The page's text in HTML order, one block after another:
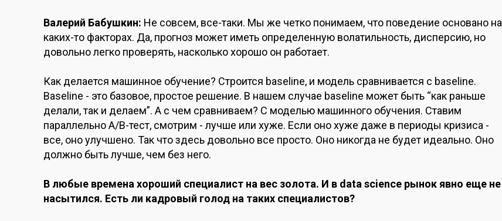
Валерий Бабушкин: Не совсем, все-таки. Мы же четко понимаем, что поведение основано на
каких-то факторах. Да, прогноз может иметь определенную волатильность, дисперсию, но
довольно легко проверять, насколько хорошо он работает.
Как делается машинное обучение? Строится baseline, и модель сравнивается с baseline.
Baseline - это базовое, простое решение. В нашем случае baseline может быть “как раньше
делали, так и делаем”. А с чем сравниваем? С моделью машинного обучения. Ставим
параллельно А/В-тест, смотрим - лучше или хуже. Если оно хуже даже в периоды кризиса -
все, оно улучшено. Так что здесь довольно все просто. Оно никогда не будет идеально. Оно
должно быть лучше, чем без него.
В любые времена хороший специалист на вес золота. И в data science рынок явно еще не
насытился. Есть ли кадровый голод на таких специалистов?